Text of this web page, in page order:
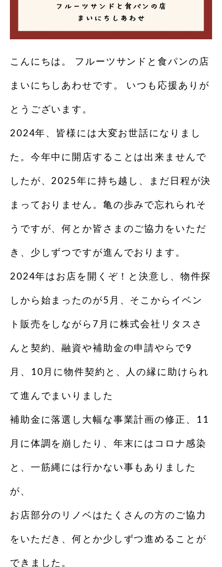
こんにちは。 フルーツサンドと食パンの店
まいにちしあわせです。 いつも応援ありが
とうございます。
2024年、皆様には大変お世話になりまし
た。今年中に開店することは出来ませんで
したが、2025年に持ち越し、まだ日程が決
まっておりません。亀の歩みで忘れられそ
うですが、何とか皆さまのご協力をいただ
き、少しずつですが進んでおります。
2024年はお店を開くぞ！と決意し、物件探
しから始まったのが5月、そこからイベン
ト販売をしながら7月に株式会社リタスさ
んと契約、融資や補助金の申請やらで9
月、10月に物件契約と、人の縁に助けられ
て進んでまいりました
補助金に落選し大幅な事業計画の修正、11
月に体調を崩したり、年末にはコロナ感染
と、一筋縄には行かない事もありました
が、
お店部分のリノベはたくさんの方のご協力
をいただき、何とか少しずつ進めることが
できました。